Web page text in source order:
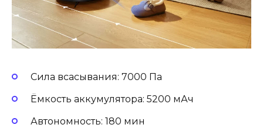
Сила всасывания: 7000 Па
Ёмкость аккумулятора: 5200 мАч
Автономность: 180 мин